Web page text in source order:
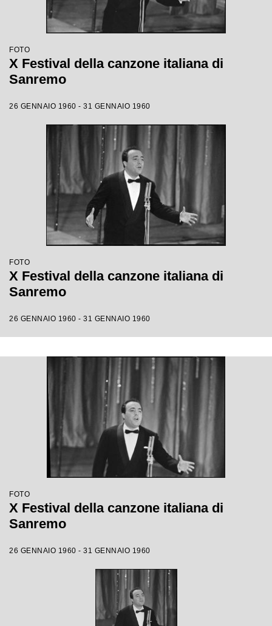
FOTO
X Festival della canzone italiana di
Sanremo
26 GENNAIO 1960 - 31 GENNAIO 1960
FOTO
X Festival della canzone italiana di
Sanremo
26 GENNAIO 1960 - 31 GENNAIO 1960
FOTO
X Festival della canzone italiana di
Sanremo
26 GENNAIO 1960 - 31 GENNAIO 1960